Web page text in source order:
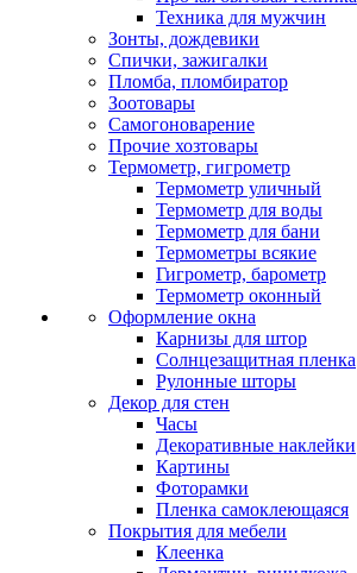
Техника для мужчин
Зонты, дождевики
Спички, зажигалки
Пломба, пломбиратор
Зоотовары
Самогоноварение
Прочие хозтовары
Термометр, гигрометр
Термометр уличный
Термометр для воды
Термометр для бани
Термометры всякие
Гигрометр, барометр
Термометр оконный
Оформление окна
Карнизы для штор
Солнцезащитная пленка
Рулонные шторы
Декор для стен
Часы
Декоративные наклейки
Картины
Фоторамки
Пленка самоклеющаяся
Покрытия для мебели
Клеенка